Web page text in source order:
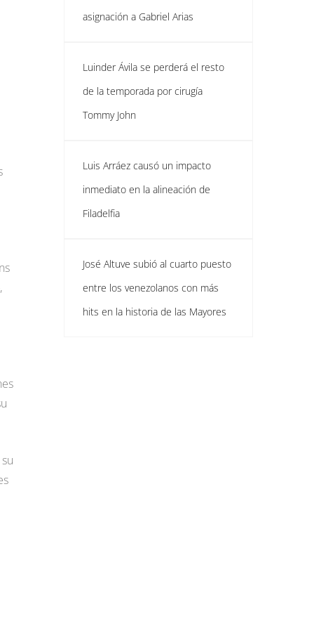
asignación a Gabriel Arias
Luinder Ávila se perderá el resto
de la temporada por cirugía
Tommy John
Luis Arráez causó un impacto
inmediato en la alineación de
Filadelfia
José Altuve subió al cuarto puesto
entre los venezolanos con más
hits en la historia de las Mayores